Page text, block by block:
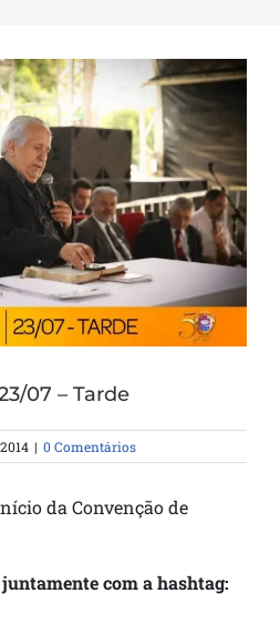
07 – Tarde
| 0 Comentários
da Convenção de
com a hashtag: